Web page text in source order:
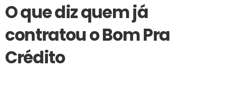
O que diz quem já
contratou o Bom Pra
Crédito